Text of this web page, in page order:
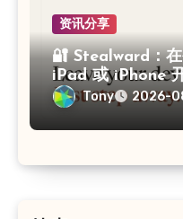
资讯分享
🔐 Stealward：
iPad 或 iPhone
Tony 2026-